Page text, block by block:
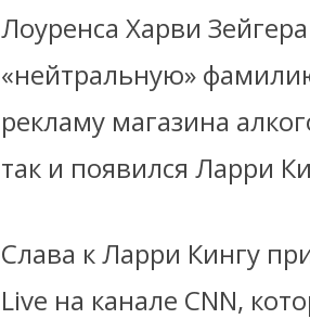
Лоуренса Харви
«нейтральную»
рекламу магазина
так и появился Ларри
Слава к Ларри Кингу
Live на канале CNN,